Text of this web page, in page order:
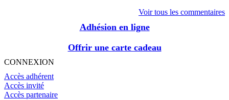
Voir tous les commentaires
Adhésion en ligne
Offrir une carte cadeau
CONNEXION
Accès adhérent
Accès invité
Accès partenaire